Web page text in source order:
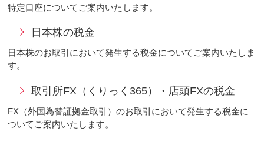
特定口座についてご案内いたします。
日本株の税金
日本株のお取引において発生する税金についてご案内いたしま
す。
取引所FX（くりっく365）・店頭FXの税金
FX（外国為替証拠金取引）のお取引において発生する税金に
ついてご案内いたします。